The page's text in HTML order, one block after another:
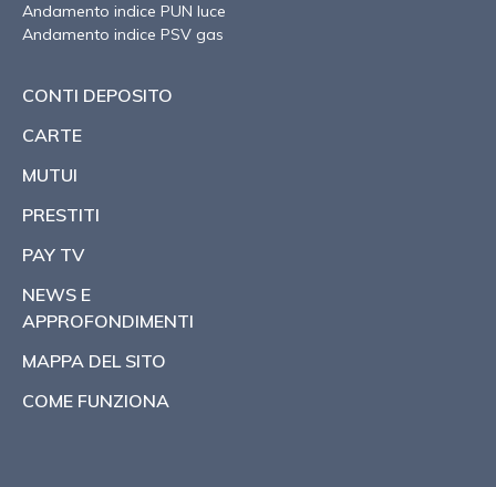
Andamento indice PUN luce
Andamento indice PSV gas
CONTI DEPOSITO
CARTE
MUTUI
PRESTITI
PAY TV
NEWS E
APPROFONDIMENTI
MAPPA DEL SITO
COME FUNZIONA